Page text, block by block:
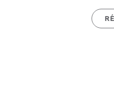
RÉSZLETEK